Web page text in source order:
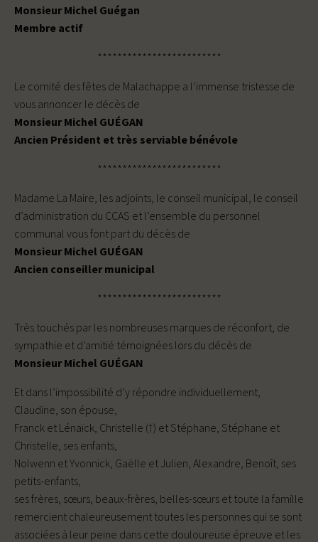
Monsieur Michel Guégan
Membre actif
*************************
Le comité des fêtes de Malachappe a l’immense tristesse de
vous annoncer le décès de
Monsieur Michel GUÉGAN
Ancien Président et très serviable bénévole
*************************
Madame La Maire, les adjoints, le conseil municipal, le conseil
d’administration du CCAS et l’ensemble du personnel
communal vous font part du décès de
Monsieur Michel GUÉGAN
Ancien conseiller municipal
*************************
Très touchés par les nombreuses marques de réconfort, de
sympathie et d’amitié témoignées lors du décès de
Monsieur Michel GUÉGAN
Et dans l’impossibilité d’y répondre individuellement,
Claudine, son épouse,
Franck et Lénaïck, Christelle (†) et Stéphane, Stéphane et
Christelle, ses enfants,
Nolwenn et Yvonnick, Gaëlle et Julien, Alexandre, Benoît, ses
petits-enfants,
ses frères, sœurs, beaux-frères, belles-sœurs et toute la famille
remercient chaleureusement toutes les personnes qui se sont
associées à leur peine dans cette douloureuse épreuve et les